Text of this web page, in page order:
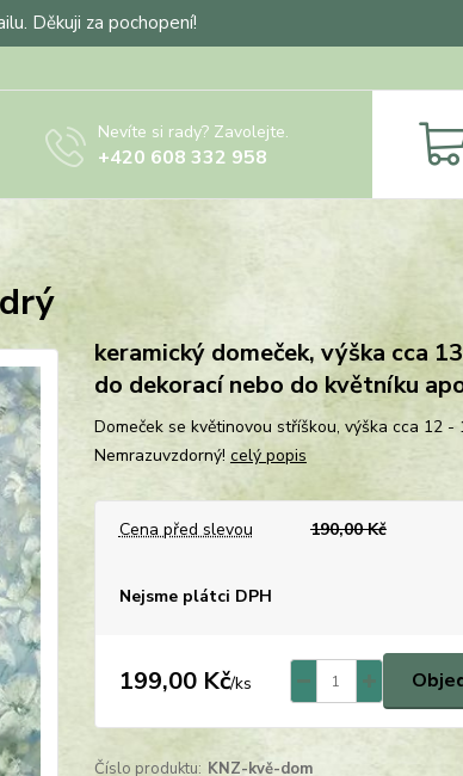
Děkuji za pochopení!
Nevíte si rady? Zavolejte.
+420 608 332 958
keramický domeček, výška cca
do dekorací nebo do květníku
Domeček se květinovou stříškou, výška cca 12 -
Nemrazuvzdorný! celý popis
Cena před slevou 190,00 Kč
Nejsme plátci DPH
199,00 Kč/ks
Číslo produktu: KNZ-kvě-dom